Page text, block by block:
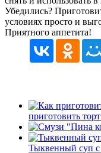
Убедились?
условиях просто и
Приятного аппетита!
приготовить
Тыквенный суп с